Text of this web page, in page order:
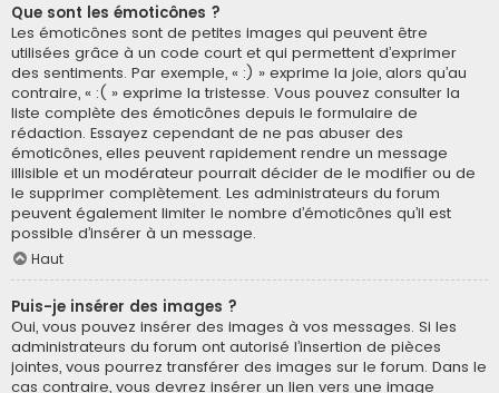
Que sont les émoticônes ?
Les émoticônes sont de petites images qui peuvent être
utilisées grâce à un code court et qui permettent d’exprimer
des sentiments. Par exemple, « :) » exprime la joie, alors qu’au
contraire, « :( » exprime la tristesse. Vous pouvez consulter la
liste complète des émoticônes depuis le formulaire de
rédaction. Essayez cependant de ne pas abuser des
émoticônes, elles peuvent rapidement rendre un message
illisible et un modérateur pourrait décider de le modifier ou de
le supprimer complètement. Les administrateurs du forum
peuvent également limiter le nombre d’émoticônes qu’il est
possible d’insérer à un message.
Haut
Puis-je insérer des images ?
Oui, vous pouvez insérer des images à vos messages. Si les
administrateurs du forum ont autorisé l’insertion de pièces
jointes, vous pourrez transférer des images sur le forum. Dans le
cas contraire, vous devrez insérer un lien vers une image